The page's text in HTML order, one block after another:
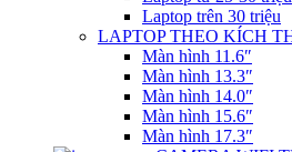
Laptop trên 30 triệu
LAPTOP THEO KÍCH
Màn hình 11.6″
Màn hình 13.3″
Màn hình 14.0″
Màn hình 15.6″
Màn hình 17.3″